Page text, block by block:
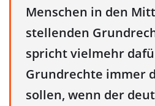
Menschen in den
stellenden
spricht vielmehr
Grundrechte immer
sollen, wenn der